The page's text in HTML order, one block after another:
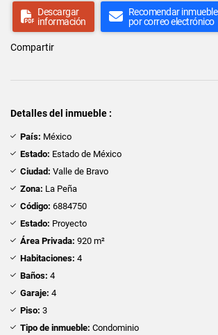
Descargar
información
Recomendar inmueble
por correo electrónico
Compartir
Detalles del inmueble :
País: México
Estado: Estado de México
Ciudad: Valle de Bravo
Zona: La Peña
Código: 6884750
Estado: Proyecto
Área Privada: 920 m²
Habitaciones: 4
Baños: 4
Garaje: 4
Piso: 3
Tipo de inmueble: Condominio